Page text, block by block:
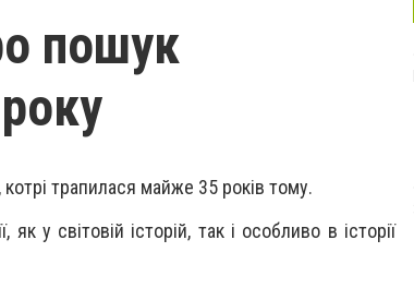
пошук
трапилася майже 35 років тому.
як у світовій історій, так і особливо в історії